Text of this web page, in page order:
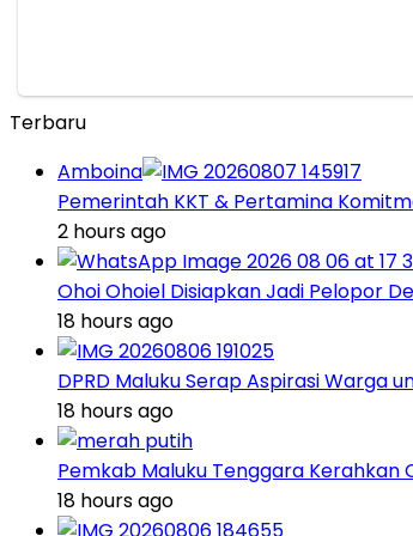
Terbaru
Amboina
Pemerintah KKT & Pertamina
2 hours ago
Ohoi Ohoiel Disiapkan Jadi Pelopor
18 hours ago
DPRD Maluku Serap Aspirasi Warga
18 hours ago
Pemkab Maluku Tenggara Kerahkan
18 hours ago